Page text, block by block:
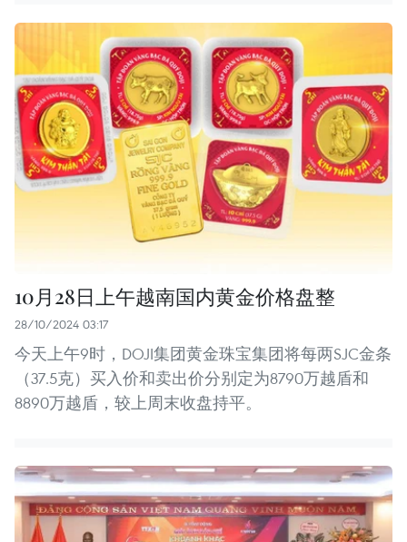
10月28日上午越南国内黄金价格盘整
28/10/2024 03:17
今天上午9时，DOJI集团黄金珠宝集团将每两SJC金条
（37.5克）买入价和卖出价分别定为8790万越盾和
8890万越盾，较上周末收盘持平。